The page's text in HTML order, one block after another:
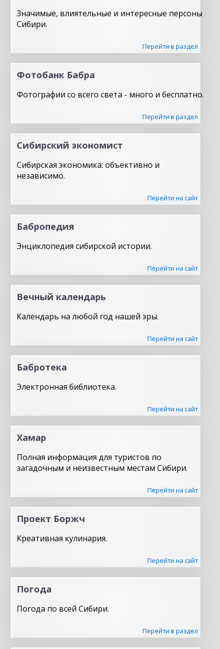
Значимые, влиятельные и интересные персоны
Сибири.
Перейти в раздел
Фотобанк Бабра
Фотографии со всего света - много и бесплатно.
Перейти в раздел
Сибирский экономист
Сибирская экономика: объективно и
независимо.
Перейти на сайт
Бабропедия
Энциклопедия сибирской истории.
Перейти на сайт
Вечный календарь
Календарь на любой год нашей эры.
Перейти на сайт
Бабротека
Электронная библиотека.
Перейти на сайт
Хамар
Полная информация для туристов по
загадочным и неизвестным местам Сибири.
Перейти на сайт
Проект Боржч
Креативная кулинария.
Перейти на сайт
Погода
Погода по всей Сибири.
Перейти в раздел